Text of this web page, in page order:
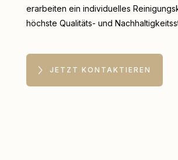
erarbeiten ein individuelles
höchste Qualitäts- und
JETZT KONTAKTIEREN